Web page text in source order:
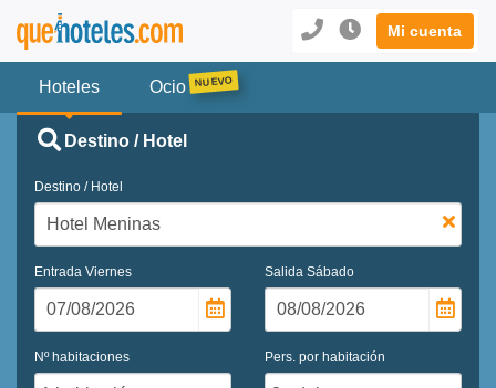
Mi cuenta
Hoteles Ocio
Destino / Hotel
Destino / Hotel
Entrada Viernes Salida Sábado
Nº habitaciones Pers. por habitación